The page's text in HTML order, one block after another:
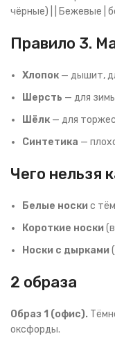
чёрные) | | Бежевые |
Правило 3.
Хлопок — дышит,
Шерсть — для
Шёлк — для
Синтетика —
Чего нельзя
Белые носки с
Короткие носки
Носки с дырками
2 образа
Образ 1 (офис).
оксфорды.